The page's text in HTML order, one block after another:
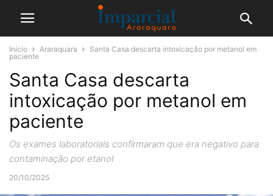
Início Araraquara
Santa Casa descarta intoxicação por metanol em
paciente
Santa Casa descarta
intoxicação por metanol em
paciente
Os exames laboratoriais confirmaram que era negativo para
contaminação por etanol
20/10/2025